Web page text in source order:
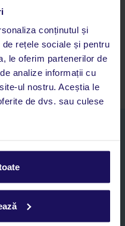
conținutul și
rețele sociale și pentru
le oferim partenerilor de
analize informații cu
ul nostru. Aceștia le
de dvs. sau culese
toată lumea
vacanțe și hoteluri, într-o
durata vacanței
mele personale de către TUI